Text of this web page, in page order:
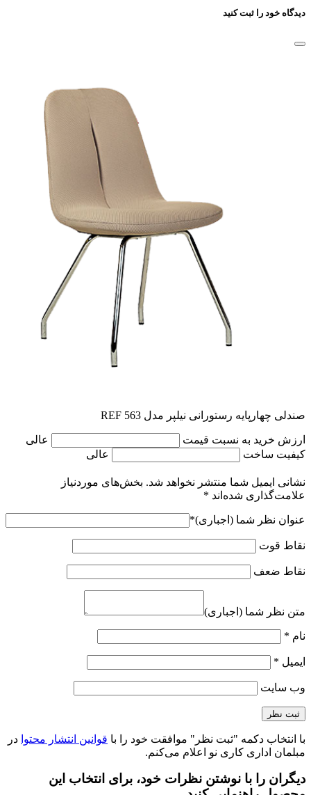
دیدگاه خود را ثبت کنید
صندلی چهارپایه رستورانی نیلپر مدل REF 563
ارزش خرید به نسبت قیمت
عالی
کیفیت ساخت
عالی
نشانی ایمیل شما منتشر نخواهد شد. بخش‌های موردنیاز
علامت‌گذاری شده‌اند *
عنوان نظر شما (اجباری)*
نقاط قوت
نقاط ضعف
متن نظر شما (اجباری)
نام *
ایمیل *
وب‌ سایت
با انتخاب دکمه "ثبت نظر" موافقت خود را با قوانین انتشار محتوا در
مبلمان اداری کاری نو اعلام می‌کنم.
دیگران را با نوشتن نظرات خود، برای انتخاب این